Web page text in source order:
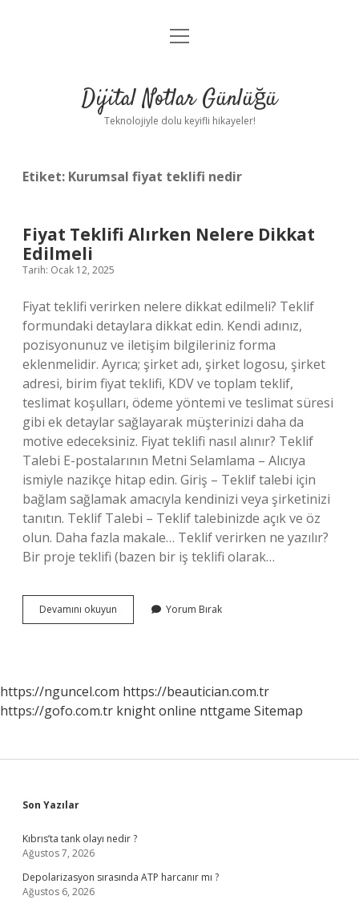
Anasayfa
Yasal Uyarı
menüyü
Dijital Notlar Günlüğü
Teknolojiyle dolu keyifli hikayeler!
Etiket: Kurumsal fiyat teklifi nedir
Fiyat Teklifi Alırken Nelere Dikkat
Edilmeli
Tarih: Ocak 12, 2025
Fiyat teklifi verirken nelere dikkat edilmeli? Teklif
formundaki detaylara dikkat edin. Kendi adınız,
pozisyonunuz ve iletişim bilgileriniz forma
eklenmelidir. Ayrıca; şirket adı, şirket logosu, şirket
adresi, birim fiyat teklifi, KDV ve toplam teklif,
teslimat koşulları, ödeme yöntemi ve teslimat süresi
gibi ek detaylar sağlayarak müşterinizi daha da
motive edeceksiniz. Fiyat teklifi nasıl alınır? Teklif
Talebi E-postalarının Metni Selamlama – Alıcıya
ismiyle nazikçe hitap edin. Giriş – Teklif talebi için
bağlam sağlamak amacıyla kendinizi veya şirketinizi
tanıtın. Teklif Talebi – Teklif talebinizde açık ve öz
olun. Daha fazla makale… Teklif verirken ne yazılır?
Bir proje teklifi (bazen bir iş teklifi olarak…
Devamını okuyun
Teklifi
Yorum Bırak
https://nguncel.com https://beautician.com.tr
https://gofo.com.tr knight online nttgame Sitemap
Sidebar
Son Yazılar
Kıbrıs’ta tank olayı nedir ?
Ağustos 7, 2026
Depolarizasyon sırasında ATP harcanır mı ?
Ağustos 6, 2026